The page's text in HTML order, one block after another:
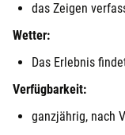
das Zeigen
Wetter:
Das Erlebnis
Verfügbarkeit:
ganzjährig, nach